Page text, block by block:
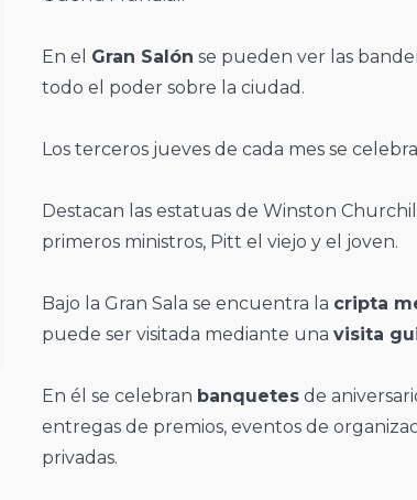
En el Gran Salón se pueden ver las
todo el poder sobre la ciudad.
Los terceros jueves de cada mes se
Destacan las estatuas de Winston
primeros ministros, Pitt el viejo y el joven.
Bajo la Gran Sala se encuentra la cripta
puede ser visitada mediante unavisita
En él se celebran banquetes de
entregas de premios, eventos de
privadas.